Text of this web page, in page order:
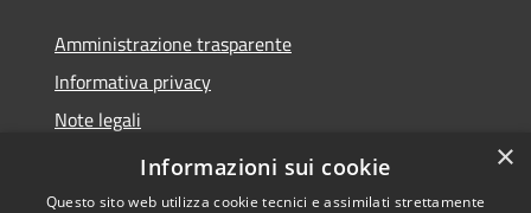
Amministrazione trasparente
Informativa privacy
Note legali
Dichiarazione di accessibilità
×
Informazioni sui cookie
Questo sito web utilizza cookie tecnici e assimilati strettamente